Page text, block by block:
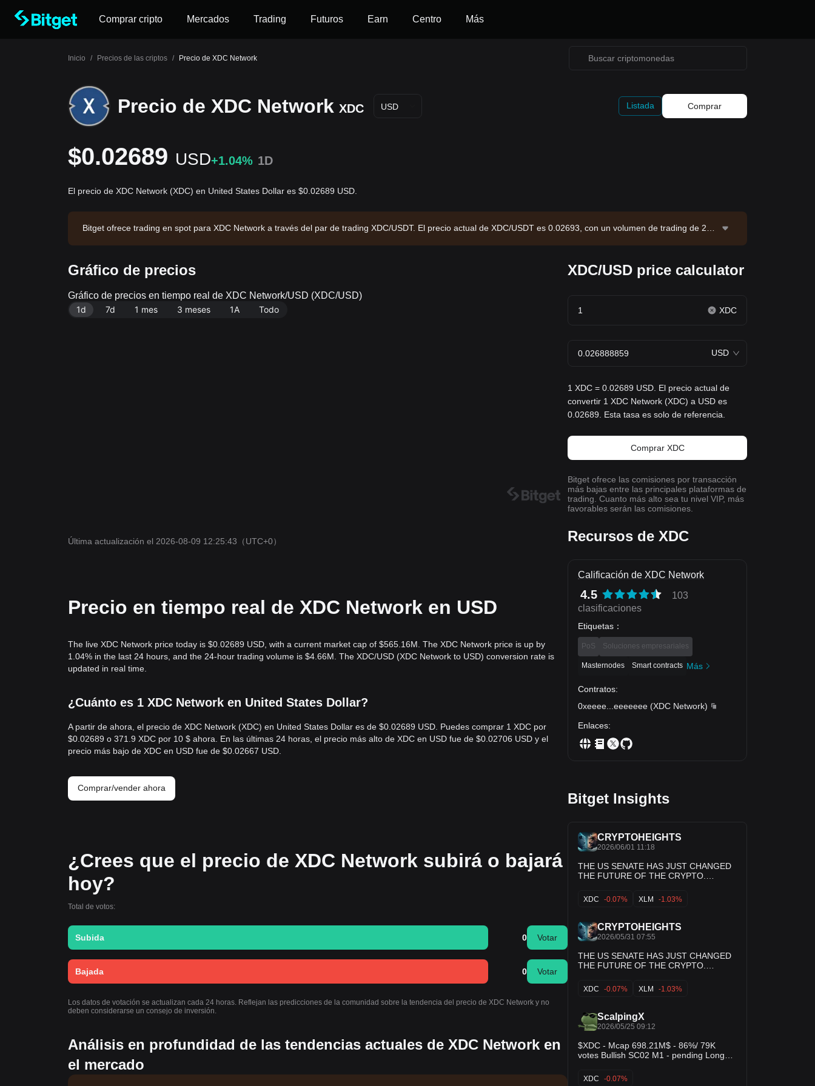
Comprar cripto Mercados Trading Futuros Earn Centro Más
Inicio / Precios de las criptos / Precio de XDC Network
Precio de XDC Network XDC USD Listada Comprar
$0.02689 USD+1.04% 1D
El precio de XDC Network (XDC) en United States Dollar es $0.02689 USD.
Bitget ofrece trading en spot para XDC Network a través del par de trading XDC/USDT. El precio actual de XDC/USDT es 0.02693, con un volumen de trading de 24
Gráfico de precios
Gráfico de precios en tiempo real de XDC Network/USD (XDC/USD)
1d
7d 1 mes 3 meses 1A Todo
Última actualización el 2026-08-09 12:25:43 （UTC+0）
Precio en tiempo real de XDC Network en USD
The live XDC Network price today is $0.02689 USD, with a current market cap of $565.16M. The XDC Network price is up by
1.04% in the last 24 hours, and the 24-hour trading volume is $4.66M. The XDC/USD (XDC Network to USD) conversion rate is
updated in real time.
¿Cuánto es 1 XDC Network en United States Dollar?
A partir de ahora, el precio de XDC Network (XDC) en United States Dollar es de $0.02689 USD. Puedes comprar 1 XDC por
$0.02689 o 371.9 XDC por 10 $ ahora. En las últimas 24 horas, el precio más alto de XDC en USD fue de $0.02706 USD y el
precio más bajo de XDC en USD fue de $0.02667 USD.
Comprar/vender ahora
¿Crees que el precio de XDC Network subirá o bajará
hoy?
Total de votos:
Subida 0 Votar
Bajada 0 Votar
Los datos de votación se actualizan cada 24 horas. Reflejan las predicciones de la comunidad sobre la tendencia del precio de XDC Network y no
deben considerarse un consejo de inversión.
Análisis en profundidad de las tendencias actuales de XDC Network en
el mercado
XDC/USD price calculator
XDC
USD
1 XDC = 0.02689 USD. El precio actual de
convertir 1 XDC Network (XDC) a USD es
0.02689. Esta tasa es solo de referencia.
Comprar XDC
Bitget ofrece las comisiones por transacción
más bajas entre las principales plataformas de
trading. Cuanto más alto sea tu nivel VIP, más
favorables serán las comisiones.
Recursos de XDC
Calificación de XDC Network
4.5
103
clasificaciones
Etiquetas ：
PoS Soluciones empresariales
Masternodes Smart contracts Más
Contratos:
0xeeee
eeeeeee (XDC Network)
Enlaces:
Bitget Insights
CRYPTOHEIGHTS
2026/06/01 11:18
THE US SENATE HAS JUST CHANGED
THE FUTURE OF THE CRYPTO.
of finance has just been approved in
committee. The CLARITY Act changes
ALGO, IOTA, QNT are the rails the new
global system will run on. ISO 20022.
Regulatory clarity. Institutional adoption.
The train is leaving. Are you on it or on
the platform? 🚨🔥
XDC -0.07% XLM -1.03%
CRYPTOHEIGHTS
2026/05/31 07:55
THE US SENATE HAS JUST CHANGED
THE FUTURE OF THE CRYPTO.
of finance has just been approved in
committee. The CLARITY Act changes
ALGO, IOTA, QNT are the rails the new
global system will run on. ISO 20022.
Regulatory clarity. Institutional adoption.
The train is leaving. Are you on it or on
the platform? 🚨🔥
XDC -0.07% XLM -1.03%
ScalpingX
2026/05/25 09:12
$XDC - Mcap 698.21M$ - 86%/ 79K
votes Bullish SC02 M1 - pending Long
affected by any weak zone, the current
support zone is around 0.51% wide. The
XDC -0.07%